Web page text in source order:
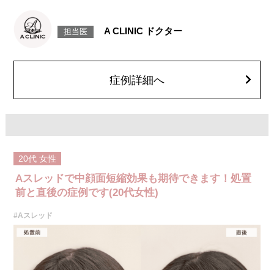
とがございます。また、稀ではありますが、施術部位の細菌感染症、皮膚
のよれ、繊維の突出などが生じることがございます。化膿止め・痛み止め
費用：1部位 184,800円(税込)
オプション：笑気麻酔 3,300円(税込)
担当医 A CLINIC ドクター
症例詳細へ
20代 女性
Aスレッドで中顔面短縮効果も期待できます！処置
前と直後の症例です(20代女性)
#Aスレッド